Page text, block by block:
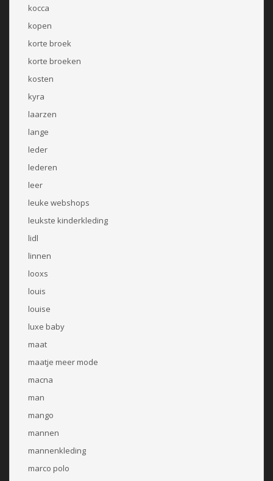
kocca
kopen
korte broek
korte broeken
kosten
kyra
laarzen
lange
leder
lederen
leer
leuke webshops
leukste kinderkleding
lidl
linnen
looxs
louis
louise
luxe baby
maat
maatje meer mode
macna
man
mango
mannen
mannenkleding
marco polo